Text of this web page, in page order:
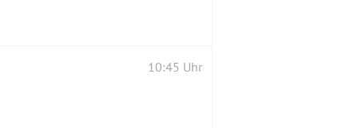
10:45 Uhr